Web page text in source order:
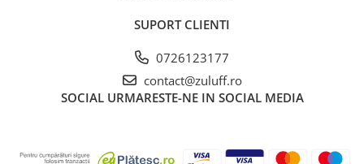
SUPORT CLIENTI
0726123177
contact@zuluff.ro
SOCIAL URMARESTE-NE IN SOCIAL MEDIA